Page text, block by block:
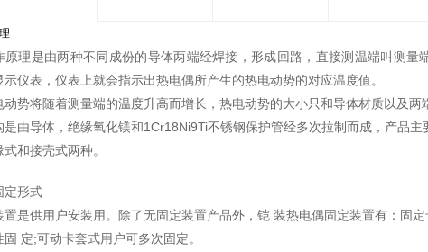
原理是由两种不同成份的导体两端经焊接，形成回路，直接测温端叫测
仪表，仪表上就会指示出热电偶所产生的热电动势的对应温度值。
动势将随着测量端的温度升高而增长，热电动势的大小只和导体材质以及两
是由导体，绝缘氧化镁和1Cr18Ni9Ti不锈钢保护管经多次拉制而成，产品
和接壳式两种。
定形式
置是供用户安装用。除了无固定装置产品外，铠 装热电偶固定装置有：固
固 定;可动卡套式用户可多次固定。